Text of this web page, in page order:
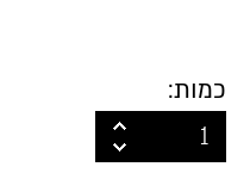
כמות: